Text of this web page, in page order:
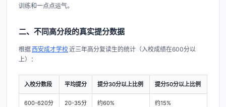
训练和一点点运气。
二、不同高分段的真实提分数据
根据西安成才学校近三年高分复读生的统计（入校成绩在600分以
上）：
入校分数段 平均提分 提分30分以上比例 提分50分以上比例
600-620分 20-35分 约60% 约15%